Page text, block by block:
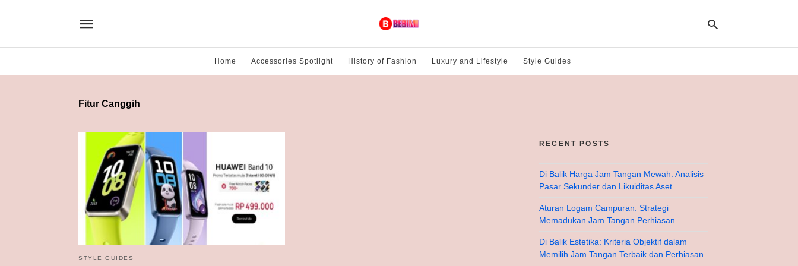
Home Accessories Spotlight History of Fashion Luxury and Lifestyle Style Guides
Fitur Canggih
STYLE GUIDES
RECENT POSTS
Di Balik Harga Jam Tangan Mewah: Analisis
Pasar Sekunder dan Likuiditas Aset
Aturan Logam Campuran: Strategi
Memadukan Jam Tangan Perhiasan
Di Balik Estetika: Kriteria Objektif dalam
Memilih Jam Tangan Terbaik dan Perhiasan